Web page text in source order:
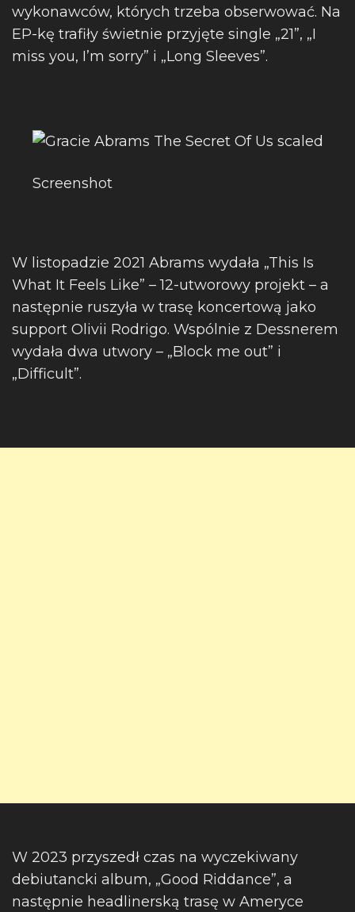
wykonawców, których trzeba obserwować. Na
EP-kę trafiły świetnie przyjęte single „21”, „I
miss you, I’m sorry” i „Long Sleeves”.
Screenshot
W listopadzie 2021 Abrams wydała „This Is
What It Feels Like” – 12-utworowy projekt – a
następnie ruszyła w trasę koncertową jako
support Olivii Rodrigo. Wspólnie z Dessnerem
wydała dwa utwory – „Block me out” i
„Difficult”.
W 2023 przyszedł czas na wyczekiwany
debiutancki album, „Good Riddance”, a
następnie headlinerską trasę w Ameryce